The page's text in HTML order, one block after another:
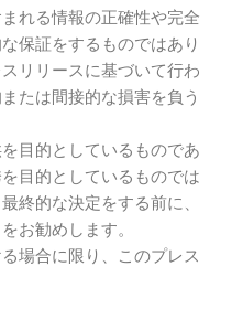
れる情報の正確性や完全
保証をするものではあり
リリースに基づいて行わ
たは間接的な損害を負う
目的としているものであ
目的としているものでは
終的な決定をする前に、
お勧めします。
場合に限り、このプレス